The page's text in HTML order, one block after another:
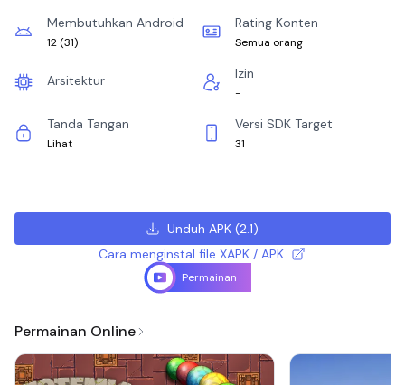
Membutuhkan Android
12 (31)
Rating Konten
Semua orang
Arsitektur Izin
-
Tanda Tangan
Lihat
Versi SDK Target
31
Unduh APK (2.1)
Cara menginstal file XAPK / APK
Permainan
Permainan Online